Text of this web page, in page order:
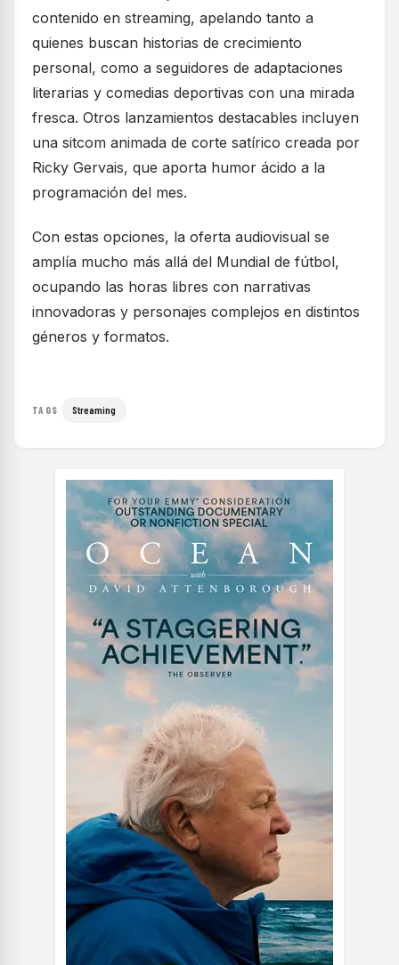
contenido en streaming, apelando tanto a
quienes buscan historias de crecimiento
personal, como a seguidores de adaptaciones
literarias y comedias deportivas con una mirada
fresca. Otros lanzamientos destacables incluyen
una sitcom animada de corte satírico creada por
Ricky Gervais, que aporta humor ácido a la
programación del mes.
Con estas opciones, la oferta audiovisual se
amplía mucho más allá del Mundial de fútbol,
ocupando las horas libres con narrativas
innovadoras y personajes complejos en distintos
géneros y formatos.
TAGS Streaming